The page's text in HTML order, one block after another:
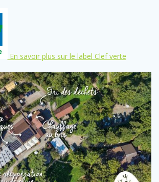
En savoir plus sur le label Clef verte